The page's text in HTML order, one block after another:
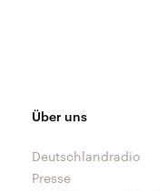
Über uns
Deutschlandradio
Presse